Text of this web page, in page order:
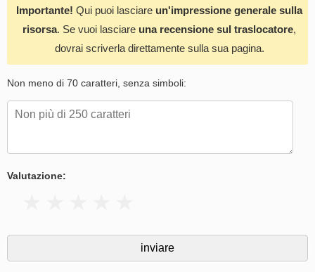
Importante! Qui puoi lasciare un'impressione generale sulla
risorsa. Se vuoi lasciare una recensione sul traslocatore,
dovrai scriverla direttamente sulla sua pagina.
Non meno di 70 caratteri, senza simboli:
Valutazione: